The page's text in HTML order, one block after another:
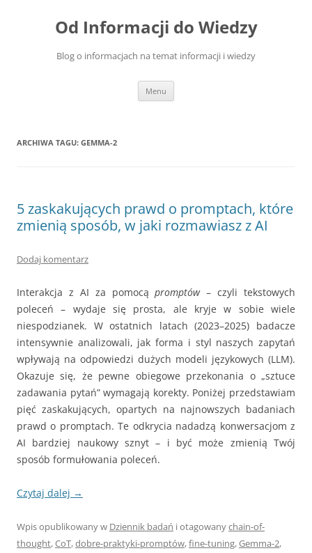
Od Informacji do Wiedzy
Blog o informacjach na temat informacji i wiedzy
Menu
ARCHIWA TAGU: GEMMA-2
5 zaskakujących prawd o promptach, które
zmienią sposób, w jaki rozmawiasz z AI
Dodaj komentarz
Interakcja z AI za pomocąpromptów– czyli tekstowych
poleceń – wydaje się prosta, ale kryje w sobie wiele
niespodzianek. W ostatnich latach (2023–2025) badacze
intensywnie analizowali, jak forma i styl naszych zapytań
wpływają na odpowiedzi dużych modeli językowych (LLM).
Okazuje się, że pewne obiegowe przekonania o „sztuce
zadawania pytań” wymagają korekty. Poniżej przedstawiam
pięć zaskakujących, opartych na najnowszych badaniach
prawd o promptach. Te odkrycia nadadzą konwersacjom z
AI bardziej naukowy sznyt – i być może zmienią Twój
sposób formułowania poleceń.
Czytaj dalej →
Wpis opublikowany w Dziennik badań i otagowanychain-of-
thought,CoT,dobre-praktyki-promptów,fine-tuning,Gemma-2,